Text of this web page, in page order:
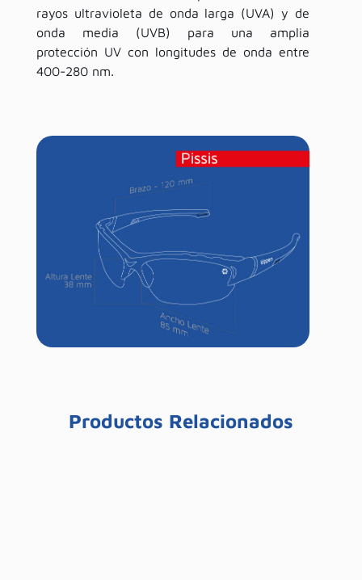
rayos ultravioleta de onda larga (UVA) y de
onda media (UVB) para una amplia
protección UV con longitudes de onda entre
400-280 nm.
Productos Relacionados